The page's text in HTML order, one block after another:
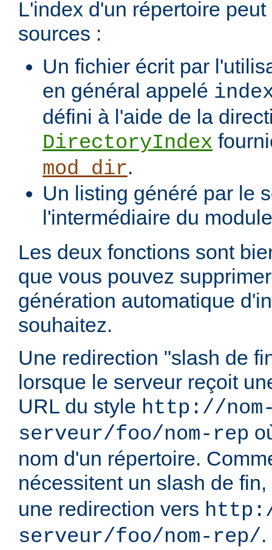
L'index d'un répertoire
sources :
Un fichier écrit par
en général appelé
défini à l'aide de la
DirectoryIndex
mod_dir.
Un listing généré par le
l'intermédiaire du
Les deux fonctions sont
que vous pouvez
génération automatique
souhaitez.
Une redirection "slash de
lorsque le serveur reçoit
URL du style http://
serveur/foo/nom-rep
nom d'un répertoire.
nécessitent un slash de fin,
une redirection vers
serveur/foo/nom-rep/.